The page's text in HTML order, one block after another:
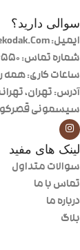
سوالی دارید؟
ایمیل: Info@Sismonighasrekodak.Com
شماره تماس: 02177786550
ساعات کاری: همه روزه از
آدرس: تهران،
سیسمونی
لینک های مفید
سوالات متداول
تماس با ما
درباره ما
بلاگ